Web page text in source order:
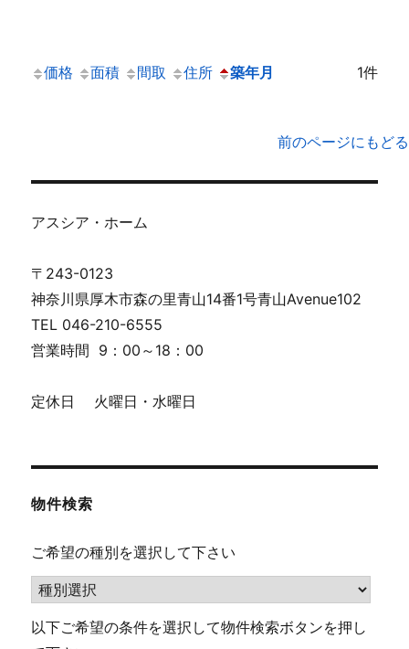
価格 面積 間取 住所 築年月 1件
前のページにもどる
アスシア・ホーム
〒243-0123
神奈川県厚木市森の里青山14番1号青山Avenue102
TEL 046-210-6555
営業時間 9：00～18：00
定休日 火曜日・水曜日
物件検索
ご希望の種別を選択して下さい
以下ご希望の条件を選択して物件検索ボタンを押し